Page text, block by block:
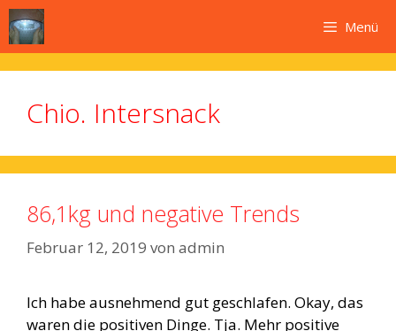
Zum
Inhalt
springen
Menü
Chio. Intersnack
86,1kg und negative Trends
Februar 12, 2019 von admin
Ich habe ausnehmend gut geschlafen. Okay, das
waren die positiven Dinge. Tja. Mehr positive